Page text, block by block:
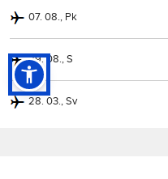
07. 08., Pk
29. 08., S
28. 03., Sv